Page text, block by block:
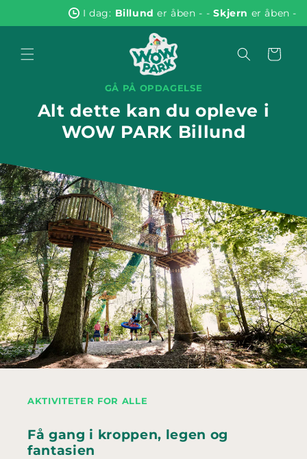
I dag: Billund er åben- - Skjerner åben-
Indkøbskurv
GÅ PÅ OPDAGELSE
Alt dette kan du opleve i
WOW PARK Billund
AKTIVITETER FOR ALLE
Få gang i kroppen, legen og
fantasien